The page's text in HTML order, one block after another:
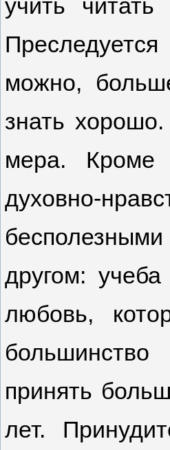
учить
можно,
знать
мера. Кроме
духовно-
другом:
любовь,
принять
лет.